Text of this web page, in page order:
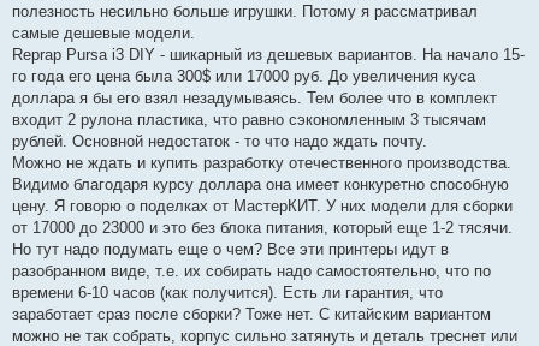
полезность несильно больше игрушки. Потому я рассматривал
самые дешевые модели.
Reprap Pursa i3 DIY - шикарный из дешевых вариантов. На начало 15-
го года его цена была 300$ или 17000 руб. До увеличения куса
доллара я бы его взял незадумываясь. Тем более что в комплект
входит 2 рулона пластика, что равно сэкономленным 3 тысячам
рублей. Основной недостаток - то что надо ждать почту.
Можно не ждать и купить разработку отечественного производства.
Видимо благодаря курсу доллара она имеет конкуретно способную
цену. Я говорю о поделках от МастерКИТ. У них модели для сборки
от 17000 до 23000 и это без блока питания, который еще 1-2 тясячи.
Но тут надо подумать еще о чем? Все эти принтеры идут в
разобранном виде, т.е. их собирать надо самостоятельно, что по
времени 6-10 часов (как получится). Есть ли гарантия, что
заработает сраз после сборки? Тоже нет. С китайским вариантом
можно не так собрать, корпус сильно затянуть и деталь треснет или